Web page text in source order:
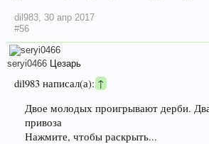
dil983, 30 апр 2017
#56
seryi0466 Цезарь
dil983 написал(а): ↑
Двое молодых проигрывают дерби.
привоза
Нажмите, чтобы раскрыть...